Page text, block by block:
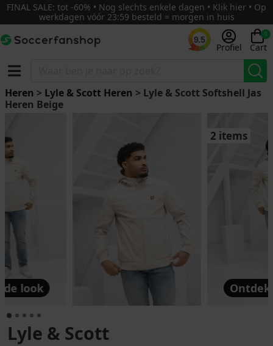
FINAL SALE: tot -60% • Nog slechts enkele dagen • Klik hier • Op
werkdagen vóór 23:59 besteld = morgen in huis
9.5
Profiel
0
Cart
Heren > Lyle & Scott Heren > Lyle & Scott Softshell Jas
Heren Beige
de look
2 items
Lyle & Scott